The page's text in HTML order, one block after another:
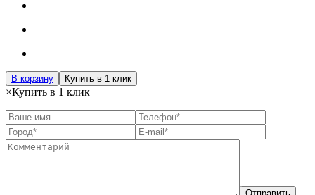
В корзину Купить в 1 клик
×Купить в 1 клик